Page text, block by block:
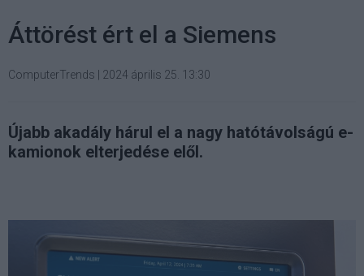
Áttörést ért el a Siemens
ComputerTrends 2024 április 25. 13:30
Újabb akadály hárul el a nagy hatótávolságú e-
kamionok elterjedése elől.